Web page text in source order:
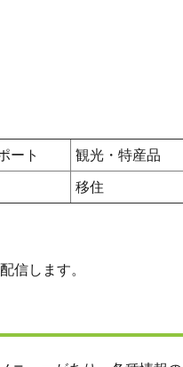
ート 観光・特産品
移住
信します。